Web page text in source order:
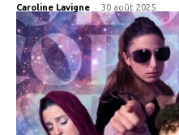
Caroline Lavigne - 30 août 2025